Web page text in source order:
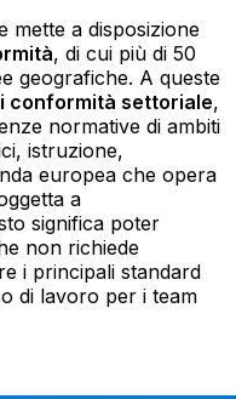
mette a disposizione
, di cui più di 50
geografiche. A queste
conformità settoriale,
normative di ambiti
istruzione,
europea che opera
a
significa poter
non richiede
i principali standard
di lavoro per i team